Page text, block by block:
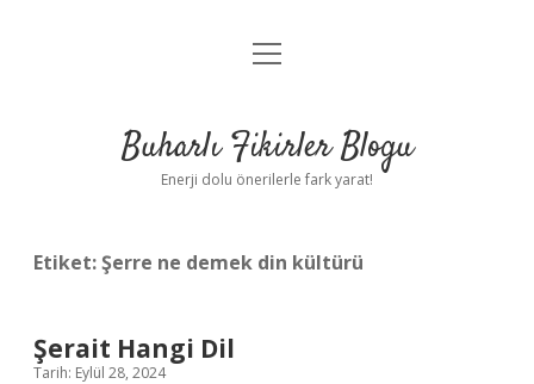
Anasayfa
Yasal Uyarı
menüyü
Buharlı Fikirler Blogu
Enerji dolu önerilerle fark yarat!
Etiket:Şerre ne demek din kültürü
Şerait Hangi Dil
Tarih: Eylül 28, 2024